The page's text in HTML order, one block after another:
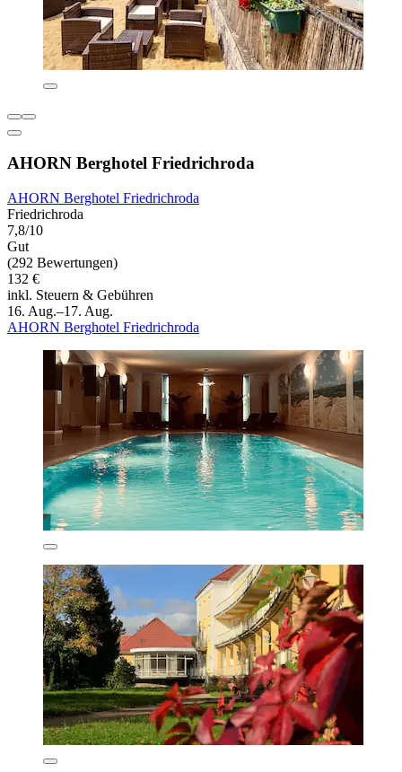
AHORN Berghotel Friedrichroda
AHORN Berghotel Friedrichroda
Friedrichroda
7,8/10
Gut
(292 Bewertungen)
132 €
inkl. Steuern & Gebühren
16. Aug.–17. Aug.
AHORN Berghotel Friedrichroda